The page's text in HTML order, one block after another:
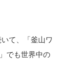
て、「釜山ワ
でも世界中の